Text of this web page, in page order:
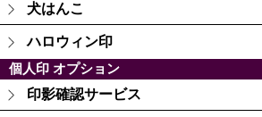
犬はんこ
ハロウィン印
個人印 オプション
印影確認サービス